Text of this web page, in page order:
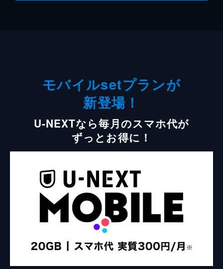
モバイルsetプランが
新登場！
U-NEXTなら毎月のスマホ代が
ずっとお得に！